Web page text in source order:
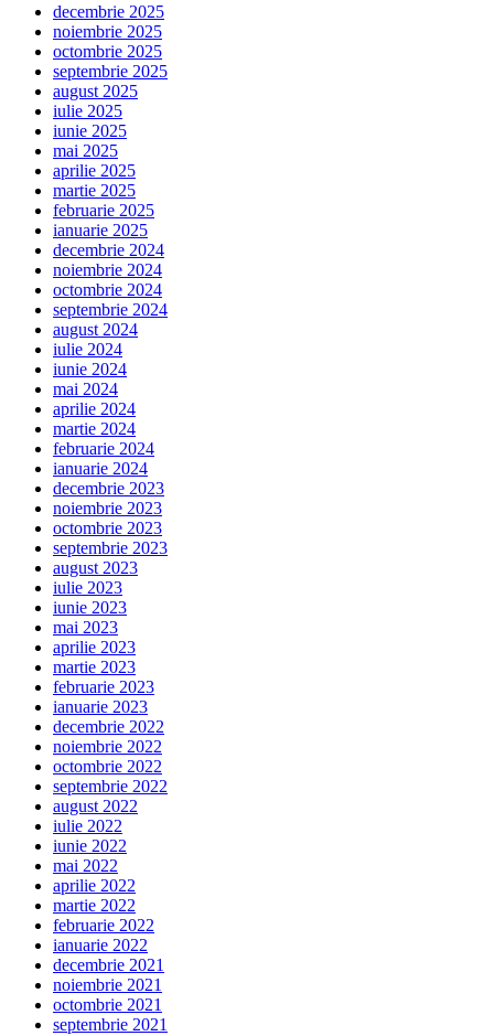
decembrie 2025
noiembrie 2025
octombrie 2025
septembrie 2025
august 2025
iulie 2025
iunie 2025
mai 2025
aprilie 2025
martie 2025
februarie 2025
ianuarie 2025
decembrie 2024
noiembrie 2024
octombrie 2024
septembrie 2024
august 2024
iulie 2024
iunie 2024
mai 2024
aprilie 2024
martie 2024
februarie 2024
ianuarie 2024
decembrie 2023
noiembrie 2023
octombrie 2023
septembrie 2023
august 2023
iulie 2023
iunie 2023
mai 2023
aprilie 2023
martie 2023
februarie 2023
ianuarie 2023
decembrie 2022
noiembrie 2022
octombrie 2022
septembrie 2022
august 2022
iulie 2022
iunie 2022
mai 2022
aprilie 2022
martie 2022
februarie 2022
ianuarie 2022
decembrie 2021
noiembrie 2021
octombrie 2021
septembrie 2021